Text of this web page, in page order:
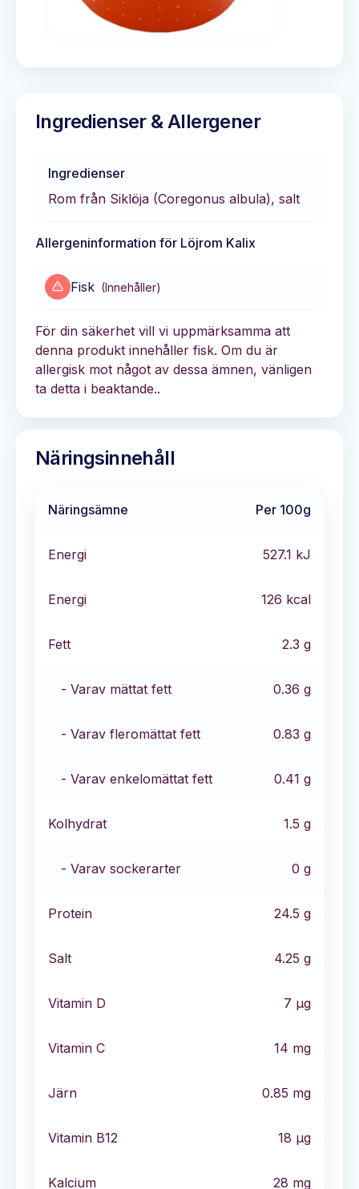
Ingredienser & Allergener
Ingredienser
Rom från Siklöja (Coregonus albula), salt
Allergeninformation för Löjrom Kalix
Fisk (Innehåller)
För din säkerhet vill vi uppmärksamma att
denna produkt innehåller fisk. Om du är
allergisk mot något av dessa ämnen, vänligen
ta detta i beaktande..
Näringsinnehåll
Näringsämne Per 100g
Energi 527.1 kJ
Energi 126 kcal
Fett 2.3 g
- Varav mättat fett 0.36 g
- Varav fleromättat fett 0.83 g
- Varav enkelomättat fett 0.41 g
Kolhydrat 1.5 g
- Varav sockerarter 0 g
Protein 24.5 g
Salt 4.25 g
Vitamin D 7 µg
Vitamin C 14 mg
Järn 0.85 mg
Vitamin B12 18 µg
Kalcium 28 mg